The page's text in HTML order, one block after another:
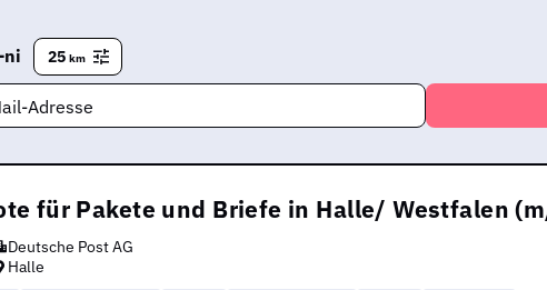
ni 25 km
Adresse
für Pakete und Briefe in Halle/ Westfalen
Deutsche Post AG
Halle